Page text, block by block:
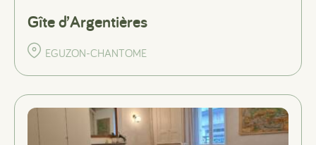
Gîte d’Argentières
EGUZON-CHANTOME